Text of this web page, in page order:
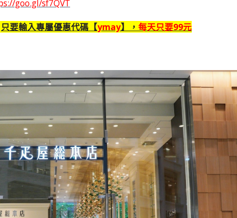
goo.gl/sf7QVT
只要輸入專屬優惠代碼【ymay】， 每天只要99元